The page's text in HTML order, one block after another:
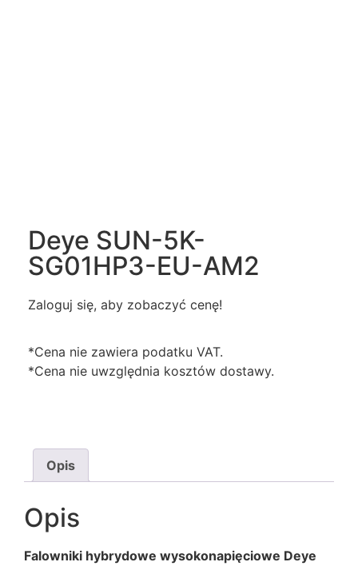
Deye SUN-5K-
SG01HP3-EU-AM2
Zaloguj się, aby zobaczyć cenę!
*Cena nie zawiera podatku VAT.
*Cena nie uwzględnia kosztów dostawy.
Opis
Opis
Falowniki hybrydowe wysokonapięciowe Deye